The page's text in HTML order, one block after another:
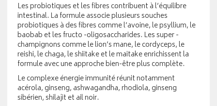
Les probiotiques et les fibres contribuent à l’équilibre
intestinal. La formule associe plusieurs souches
probiotiques à des fibres comme l’avoine, le psyllium, le
baobab et les fructo -oligosaccharides. Les super -
champignons comme le lion’s mane, le cordyceps, le
reishi, le chaga, le shiitake et le maitake enrichissent la
formule avec une approche bien-être plus complète.
Le complexe énergie immunité réunit notamment
acérola, ginseng, ashwagandha, rhodiola, ginseng
sibérien, shilajit et ail noir.